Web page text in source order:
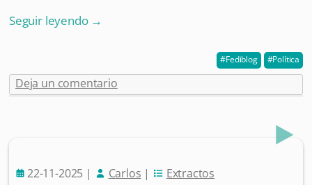
Seguir leyendo →
Fediblog Política
Deja un comentario
22-11-2025 | Carlos | Extractos